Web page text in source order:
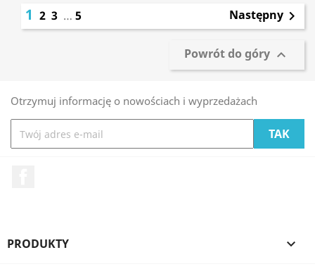
1 2 3 … 5 Następny 
Powrót do góry 
Otrzymuj informację o nowościach i wyprzedażach
PRODUKTY 